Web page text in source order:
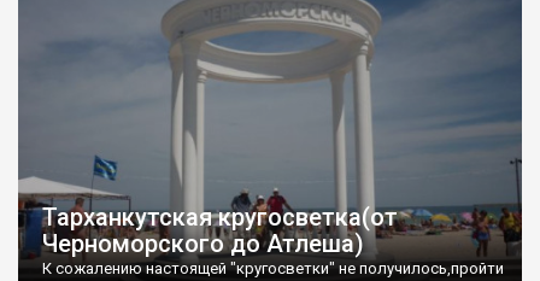
Тарханкутская кругосветка(от
Черноморского до Атлеша)
К сожалению настоящей "кругосветки" не получилось,пройти